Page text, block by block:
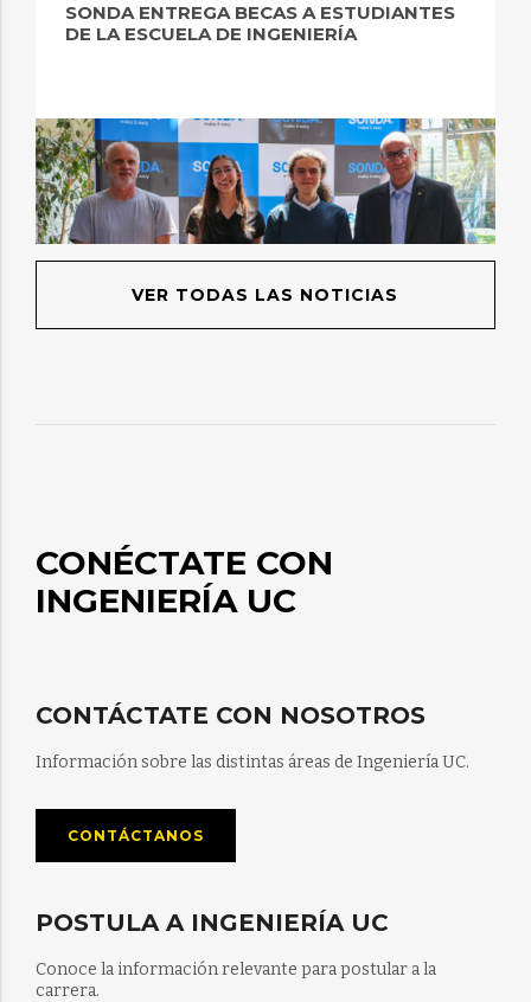
SONDA ENTREGA BECAS A ESTUDIANTES
DE LA ESCUELA DE INGENIERÍA
VER TODAS LAS NOTICIAS
CONÉCTATE CON
INGENIERÍA UC
CONTÁCTATE CON NOSOTROS
Información sobre las distintas áreas de Ingeniería UC.
CONTÁCTANOS
POSTULA A INGENIERÍA UC
Conoce la información relevante para postular a la
carrera.